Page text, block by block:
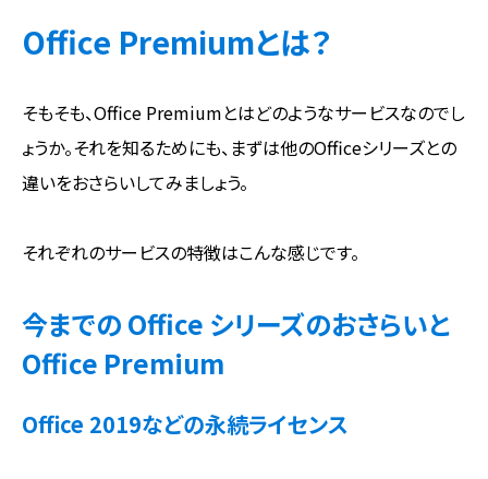
Office Premiumとは？
そもそも、Office Premiumとはどのようなサービスなのでし
ょうか。それを知るためにも、まずは他のOfficeシリーズとの
違いをおさらいしてみましょう。
それぞれのサービスの特徴はこんな感じです。
今までの Office シリーズのおさらいと
Office Premium
Office 2019などの永続ライセンス